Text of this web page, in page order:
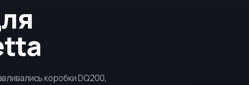
коробкиDQ200,